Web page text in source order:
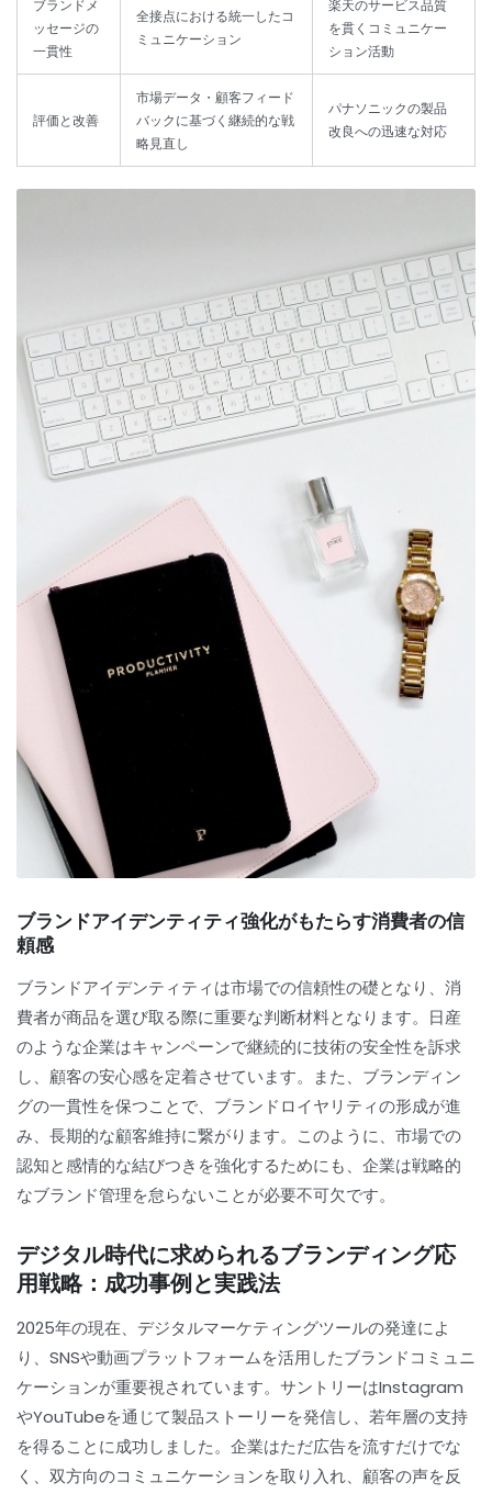
ブランドメ
ッセージの
一貫性
全接点における統一したコ
ミュニケーション
楽天のサービス品質
を貫くコミュニケー
ション活動
評価と改善
市場データ・顧客フィード
バックに基づく継続的な戦
略見直し
パナソニックの製品
改良への迅速な対応
ブランドアイデンティティ強化がもたらす消費者の信
頼感
ブランドアイデンティティは市場での信頼性の礎となり、消
費者が商品を選び取る際に重要な判断材料となります。日産
のような企業はキャンペーンで継続的に技術の安全性を訴求
し、顧客の安心感を定着させています。また、ブランディン
グの一貫性を保つことで、ブランドロイヤリティの形成が進
み、長期的な顧客維持に繋がります。このように、市場での
認知と感情的な結びつきを強化するためにも、企業は戦略的
なブランド管理を怠らないことが必要不可欠です。
デジタル時代に求められるブランディング応
用戦略：成功事例と実践法
2025年の現在、デジタルマーケティングツールの発達によ
り、SNSや動画プラットフォームを活用したブランドコミュニ
ケーションが重要視されています。サントリーはInstagram
やYouTubeを通じて製品ストーリーを発信し、若年層の支持
を得ることに成功しました。企業はただ広告を流すだけでな
く、双方向のコミュニケーションを取り入れ、顧客の声を反